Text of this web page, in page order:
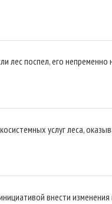
лес поспел, его непременно
услуг леса,
внести